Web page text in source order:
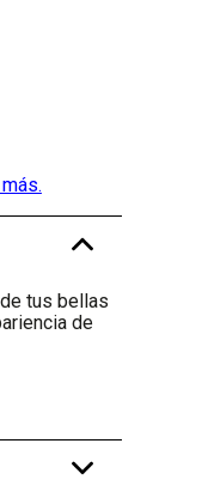
-
tus bellas
de
+